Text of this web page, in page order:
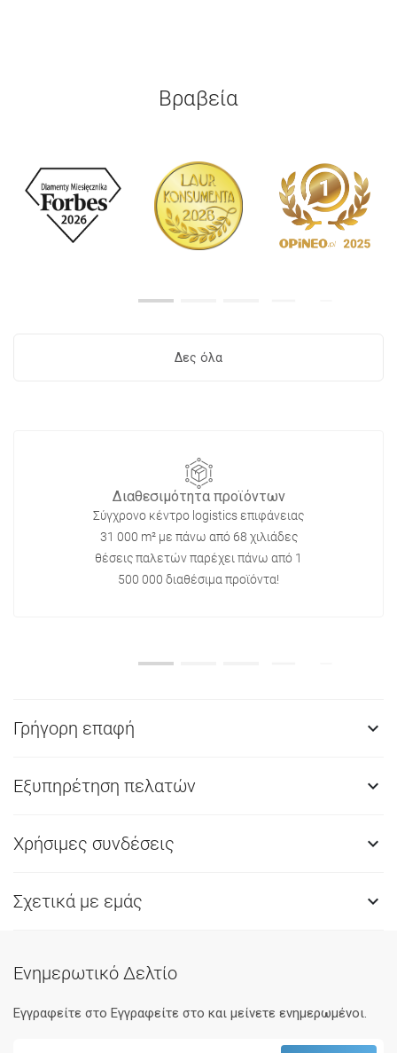
Βραβεία
Δες όλα
Διαθεσιμότητα προϊόντων
Σύγχρονο κέντρο logistics επιφάνειας
31 000 m² με πάνω από 68 χιλιάδες
θέσεις παλετών παρέχει πάνω από 1
500 000 διαθέσιμα προϊόντα!
Γρήγορη επαφή 
Εξυπηρέτηση πελατών 
Χρήσιμες συνδέσεις 
Σχετικά με εμάς 
Ενημερωτικό Δελτίο
Εγγραφείτε στο Eγγραφείτε στο και μείνετε ενημερωμένοι.